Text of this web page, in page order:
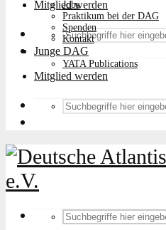
Mitglied werden
Jobs
Praktikum bei der DAG
Spenden
Kontakt
Junge DAG
YATA Publications
Mitglied werden